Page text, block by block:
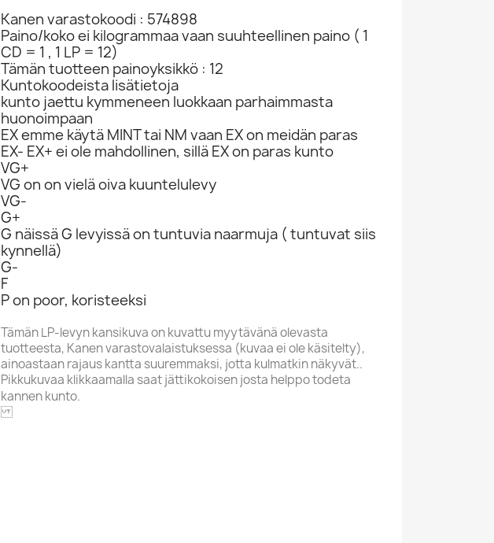
Kanen varastokoodi : 574898
Paino/koko ei kilogrammaa vaan suuhteellinen paino ( 1
CD = 1 , 1 LP = 12)
Tämän tuotteen painoyksikkö : 12
Kuntokoodeista lisätietoja
kunto jaettu kymmeneen luokkaan parhaimmasta
huonoimpaan
EX emme käytä MINT tai NM vaan EX on meidän paras
EX- EX+ ei ole mahdollinen, sillä EX on paras kunto
VG+
VG on on vielä oiva kuuntelulevy
VG-
G+
G näissä G levyissä on tuntuvia naarmuja ( tuntuvat siis
kynnellä)
G-
F
P on poor, koristeeksi
Tämän LP-levyn kansikuva on kuvattu myytävänä olevasta
tuotteesta, Kanen varastovalaistuksessa (kuvaa ei ole käsitelty),
ainoastaan rajaus kantta suuremmaksi, jotta kulmatkin näkyvät..
Pikkukuvaa klikkaamalla saat jättikokoisen josta helppo todeta
kannen kunto.